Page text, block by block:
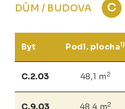
DŮM / BUDOVA C
Byt Podl. plocha1)
C.2.03 48,1 m 2
C.9.03 48,4 m2